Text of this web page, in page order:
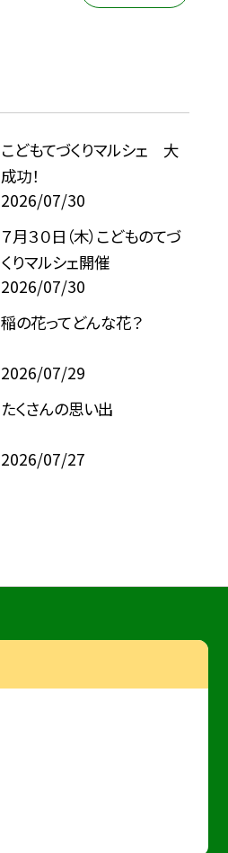
こどもてづくりマルシェ 大
成功！
2026/07/30
７月３０日（木）こどものてづ
くりマルシェ開催
2026/07/30
稲の花ってどんな花？
2026/07/29
たくさんの思い出
2026/07/27